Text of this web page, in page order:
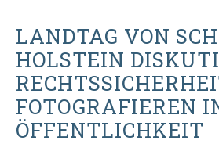
LANDTAG VON
HOLSTEIN
FOTOGRAFIEREN
ÖFFENTLICHKEIT